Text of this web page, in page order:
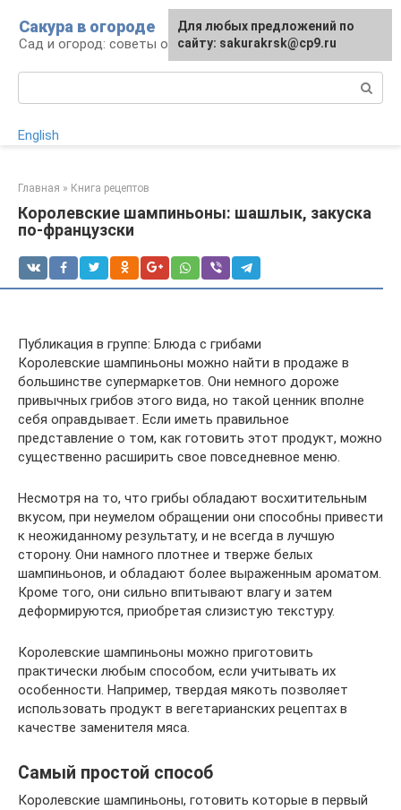
контенту
Сакура в огороде
Сад и огород: советы огородникам
English
Главная » Книга рецептов
Королевские шампиньоны: шашлык, закуска
по-французски
Публикация в группе: Блюда с грибами
Королевские шампиньоны можно найти в продаже в
большинстве супермаркетов. Они немного дороже
привычных грибов этого вида, но такой ценник вполне
себя оправдывает. Если иметь правильное
представление о том, как готовить этот продукт, можно
существенно расширить свое повседневное меню.
Несмотря на то, что грибы обладают восхитительным
вкусом, при неумелом обращении они способны привести
к неожиданному результату, и не всегда в лучшую
сторону. Они намного плотнее и тверже белых
шампиньонов, и обладают более выраженным ароматом.
Кроме того, они сильно впитывают влагу и затем
деформируются, приобретая слизистую текстуру.
Королевские шампиньоны можно приготовить
практически любым способом, если учитывать их
особенности. Например, твердая мякоть позволяет
использовать продукт в вегетарианских рецептах в
качестве заменителя мяса.
Самый простой способ
Королевские шампиньоны, готовить которые в первый
Для любых предложений по
сайту: sakurakrsk@cp9.ru